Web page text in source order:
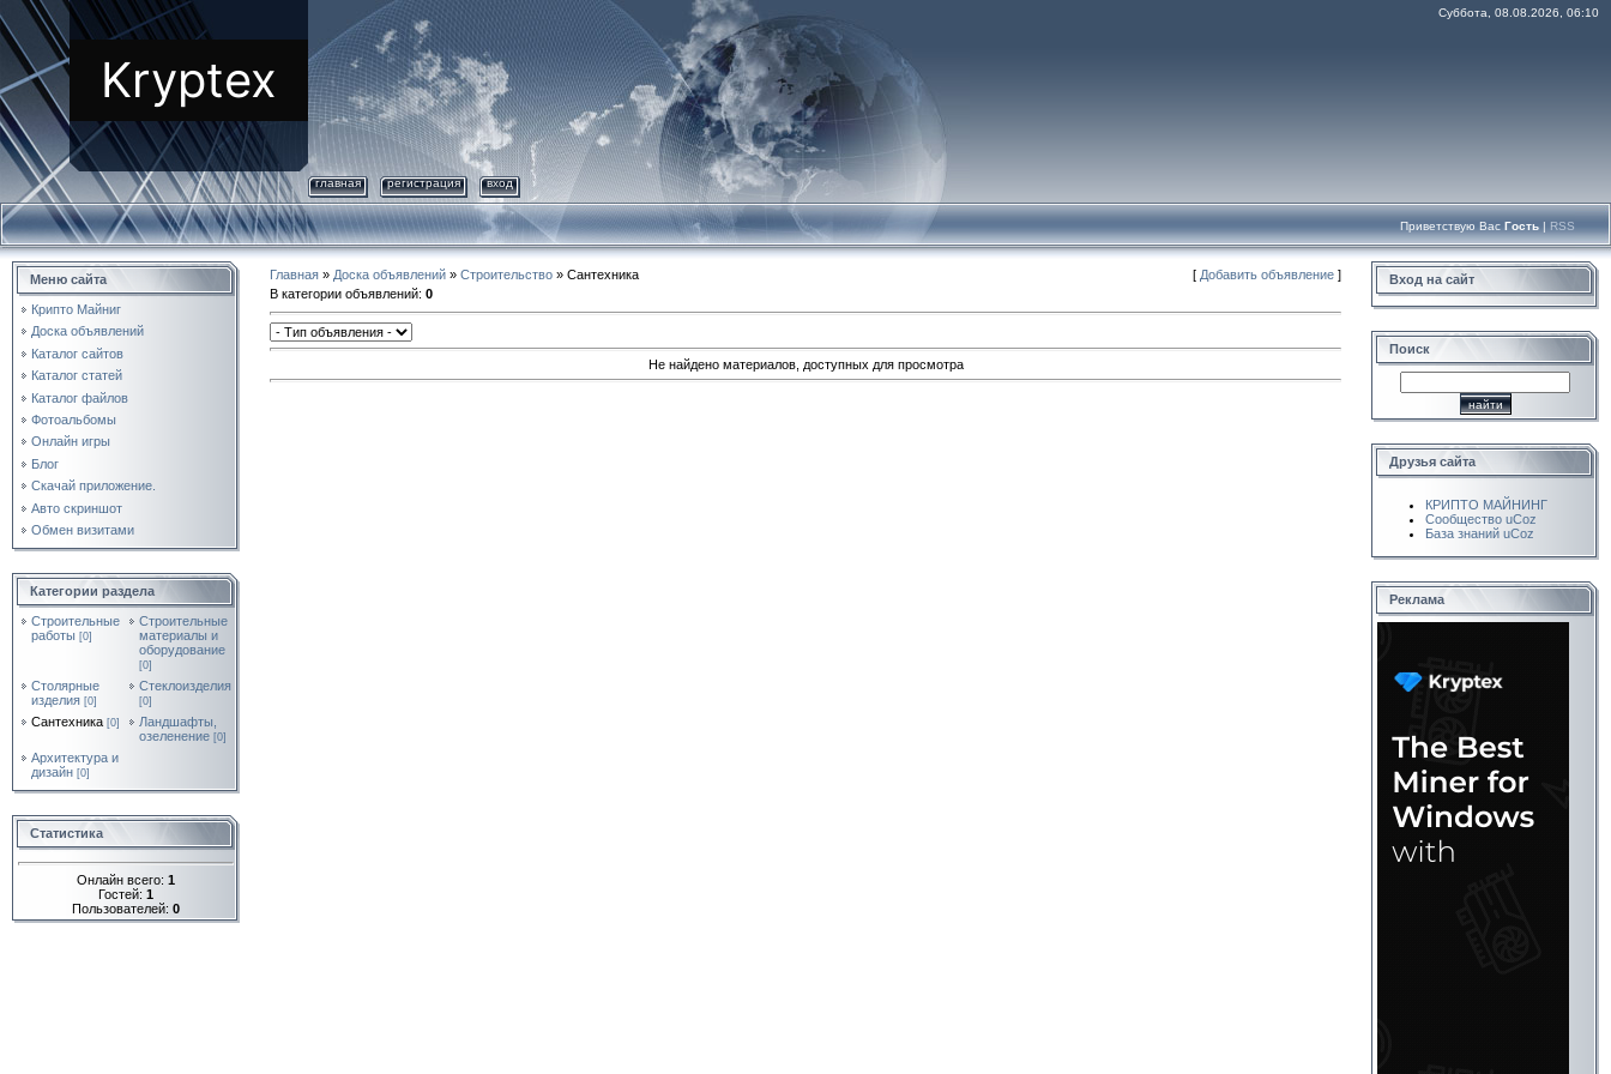
Kryptex
Суббота, 08.08.2026, 06:10
главная регистрация вход
Приветствую Вас Гость | RSS
Меню сайта
Крипто Майниг
Доска объявлений
Каталог сайтов
Каталог статей
Каталог файлов
Фотоальбомы
Онлайн игры
Блог
Скачай приложение.
Авто скриншот
Обмен визитами
Категории раздела
Строительные
работы [0]
Строительные
материалы и
оборудование
[0]
Столярные
изделия [0]
Стеклоизделия
[0]
Сантехника [0]
Ландшафты,
озеленение [0]
Архитектура и
дизайн [0]
Статистика
Онлайн всего: 1
Гостей: 1
Пользователей: 0
Главная » Доска объявлений » Строительство » Сантехника [ Добавить объявление ]
В категории объявлений: 0
Не найдено материалов, доступных для просмотра
Вход на сайт
Поиск
Друзья сайта
КРИПТО МАЙНИНГ
Сообщество uCoz
База знаний uCoz
Реклама